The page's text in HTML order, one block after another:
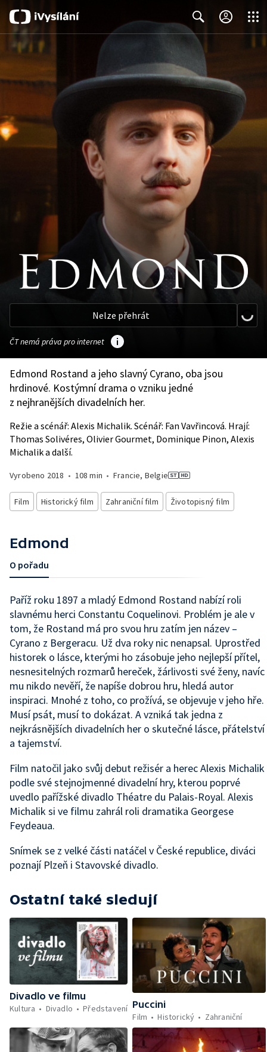
Search Close
Nelze přehrát
ČT nemá práva pro internet
Edmond Rostand a jeho slavný Cyrano, oba jsou
hrdinové. Kostýmní drama o vzniku jedné
z nejhranějších divadelních her.
Režie a scénář: Alexis Michalik. Scénář: Fan Vavřincová. Hrají:
Thomas Solivéres, Olivier Gourmet, Dominique Pinon, Alexis
Michalik a další.
Vyrobeno 2018 • 108 min •Francie, Belgie
Film Historický film Zahraniční film Životopisný film
Edmond
O pořadu
Paříž roku 1897 a mladý Edmond Rostand nabízí roli
slavnému herci Constantu Coquelinovi. Problém je ale v
tom, že Rostand má pro svou hru zatím jen název –
Cyrano z Bergeracu. Už dva roky nic nenapsal. Uprostřed
historek o lásce, kterými ho zásobuje jeho nejlepší přítel,
nesnesitelných rozmarů hereček, žárlivosti své ženy, navíc
mu nikdo nevěří, že napíše dobrou hru, hledá autor
inspiraci. Mnohé z toho, co prožívá, se objevuje v jeho hře.
Musí psát, musí to dokázat. A vzniká tak jedna z
nejkrásnějších divadelních her o skutečné lásce, přátelství
a tajemství.
Film natočil jako svůj debut režisér a herec Alexis Michalik
podle své stejnojmenné divadelní hry, kterou poprvé
uvedlo pařížské divadlo Théatre du Palais-Royal. Alexis
Michalik si ve filmu zahrál roli dramatika Georgese
Feydeaua.
Snímek se z velké části natáčel v České republice, diváci
poznají Plzeň i Stavovské divadlo.
Ostatní také sledují
Divadlo ve filmu
Kultura
Divadlo Představení Puccini
Film
Historický Zahraniční